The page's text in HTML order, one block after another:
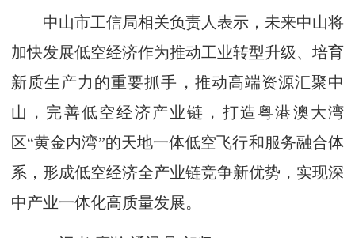
中山市工信局相关负责人表示，未来中山将
加快发展低空经济作为推动工业转型升级、培育
新质生产力的重要抓手，推动高端资源汇聚中
山，完善低空经济产业链，打造粤港澳大湾
区“黄金内湾”的天地一体低空飞行和服务融合体
系，形成低空经济全产业链竞争新优势，实现深
中产业一体化高质量发展。